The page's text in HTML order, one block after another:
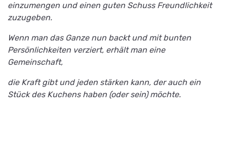
einzumengen und einen guten Schuss Freundlichkeit
zuzugeben.
Wenn man das Ganze nun backt und mit bunten
Persönlichkeiten verziert, erhält man eine
Gemeinschaft,
die Kraft gibt und jeden stärken kann, der auch ein
Stück des Kuchens haben (oder sein) möchte.